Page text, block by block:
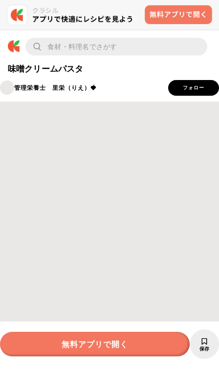
味噌クリームパスタ
管理栄養士 里栄（りえ）🍓 フォロー
無料アプリで開く 保存